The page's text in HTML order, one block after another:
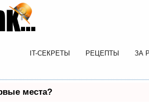
IT-СЕКРЕТЫ РЕЦЕПТЫ ЗА
места?